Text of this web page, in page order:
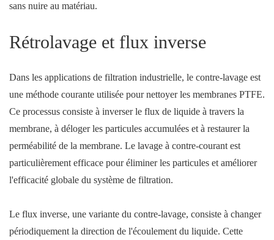
sans nuire au matériau.
Rétrolavage et flux inverse
Dans les applications de filtration industrielle, le contre-lavage est
une méthode courante utilisée pour nettoyer les membranes PTFE.
Ce processus consiste à inverser le flux de liquide à travers la
membrane, à déloger les particules accumulées et à restaurer la
perméabilité de la membrane. Le lavage à contre-courant est
particulièrement efficace pour éliminer les particules et améliorer
l'efficacité globale du système de filtration.
Le flux inverse, une variante du contre-lavage, consiste à changer
périodiquement la direction de l'écoulement du liquide. Cette